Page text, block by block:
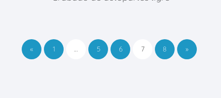
« 1 … 5 6 7 8 »